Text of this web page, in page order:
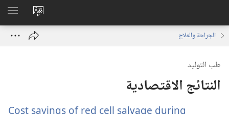
تغيير
لغة
الموقع
الجراحة والعلاج
طب التوليد
النتائج الاقتصادية
Cost savings of red cell salvage during